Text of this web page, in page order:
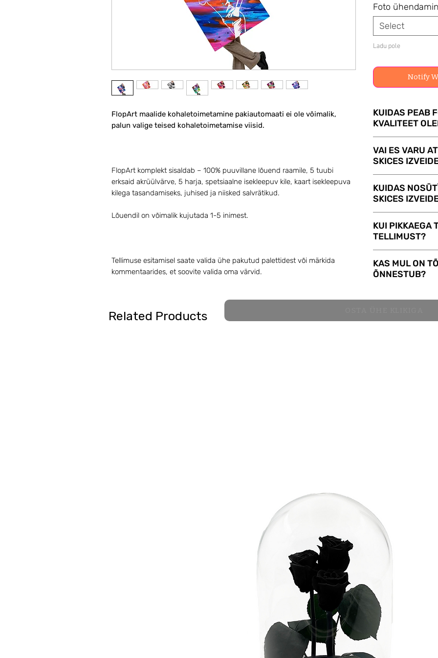
FlopArt maalide kohaletoimetamine pakiautomaati ei ole võimalik,
palun valige teised kohaletoimetamise viisid.
FlopArt komplekt sisaldab – 100% puuvillane lõuend raamile, 5 tuubi
erksaid akrüülvärve, 5 harja, spetsiaalne isekleepuv kile, kaart isekleepuva
kilega tasandamiseks, juhised ja niisked salvrätikud.
Lõuendil on võimalik kujutada 1-5 inimest.
Tellimuse esitamisel saate valida ühe pakutud palettidest või märkida
kommentaarides, et soovite valida oma värvid.
Foto
Select
Ladu pole
Notify
KUIDAS PEAB
KVALITEET
täpsem on
tingimata vajalik
Saate saata
sobivama.
VAI ES VARU
SKICES
saavad meie
Teenus FOTO
KUIDAS
SKICES
numbri ja
KUI PIKKAEGA
TELLIMUST?
päeva jooksul.
järgmā dienā,
KAS MUL ON
ÕNNESTUB?
Related Products